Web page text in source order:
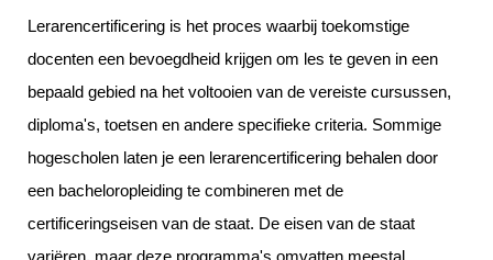
Lerarencertificering is het proces waarbij toekomstige
docenten een bevoegdheid krijgen om les te geven in een
bepaald gebied na het voltooien van de vereiste cursussen,
diploma's, toetsen en andere specifieke criteria. Sommige
hogescholen laten je een lerarencertificering behalen door
een bacheloropleiding te combineren met de
certificeringseisen van de staat. De eisen van de staat
variëren, maar deze programma's omvatten meestal